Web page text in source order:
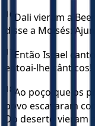
16 Dali vieram a
disse a Moisés:
17 Então Israel
entoai-lhe cânticos!
18 Ao poço que os
povo escavaram
Do deserto vieram